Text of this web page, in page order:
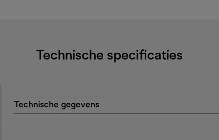
Technische specificaties
Technische gegevens